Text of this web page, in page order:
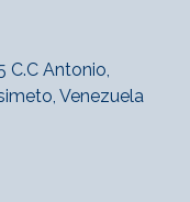
C.C Antonio,
Venezuela